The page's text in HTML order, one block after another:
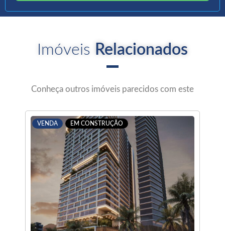
Imóveis Relacionados
Conheça outros imóveis parecidos com este
VENDA EM CONSTRUÇÃO